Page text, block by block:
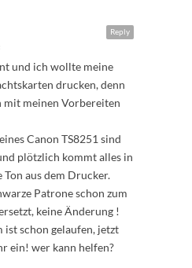
Reply
und ich wollte meine
drucken, denn
meinen Vorbereiten
Canon TS8251 sind
plötzlich kommt alles in
aus dem Drucker.
Patrone schon zum
keine Änderung !
ist schon gelaufen, jetzt
ein! wer kann helfen?